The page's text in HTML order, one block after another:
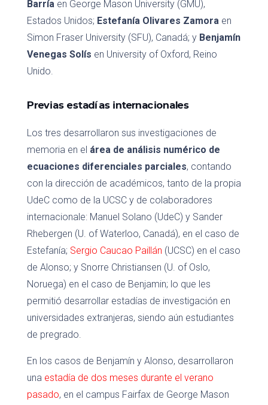
Barríaen George Mason University (GMU),
Estados Unidos; Estefanía Olivares Zamoraen
Simon Fraser University (SFU), Canadá; y Benjamín
Venegas Solís en University of Oxford, Reino
Unido.
Previas estadías internacionales
Los tres desarrollaron sus investigaciones de
memoria en el área de análisis numérico de
ecuaciones diferenciales parciales, contando
con la dirección de académicos, tanto de la propia
UdeC como de la UCSC y de colaboradores
internacionale: Manuel Solano (UdeC) y Sander
Rhebergen (U. of Waterloo, Canadá), en el caso de
Estefanía; Sergio Caucao Paillán (UCSC) en el caso
de Alonso; y Snorre Christiansen (U. of Oslo,
Noruega) en el caso de Benjamin; lo que les
permitió desarrollar estadías de investigación en
universidades extranjeras, siendo aún estudiantes
de pregrado.
En los casos de Benjamín y Alonso, desarrollaron
una estadía de dos meses durante el verano
pasado, en el campus Fairfax de George Mason